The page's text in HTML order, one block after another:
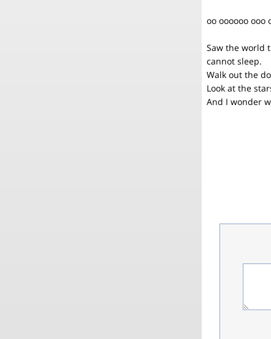
oo oooooo ooo
Saw the world
cannot sleep.
Walk out the
Look at the
And I wonder